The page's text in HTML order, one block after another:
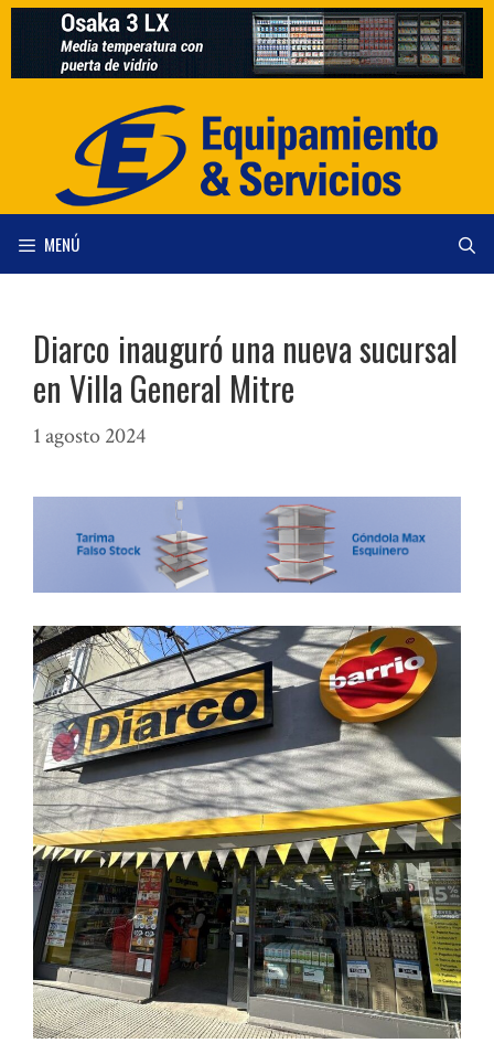
Saltar
contenido
MENÚ
Diarco inauguró una nueva sucursal
en Villa General Mitre
1 agosto 2024